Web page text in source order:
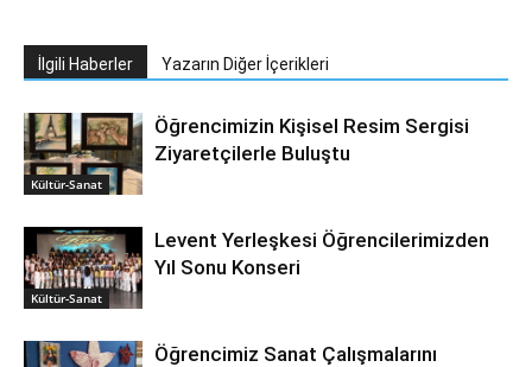
İlgili Haberler Yazarın Diğer İçerikleri
Kültür-Sanat
Öğrencimizin Kişisel Resim Sergisi
Ziyaretçilerle Buluştu
Kültür-Sanat
Levent Yerleşkesi Öğrencilerimizden
Yıl Sonu Konseri
Öğrencimiz Sanat Çalışmalarını